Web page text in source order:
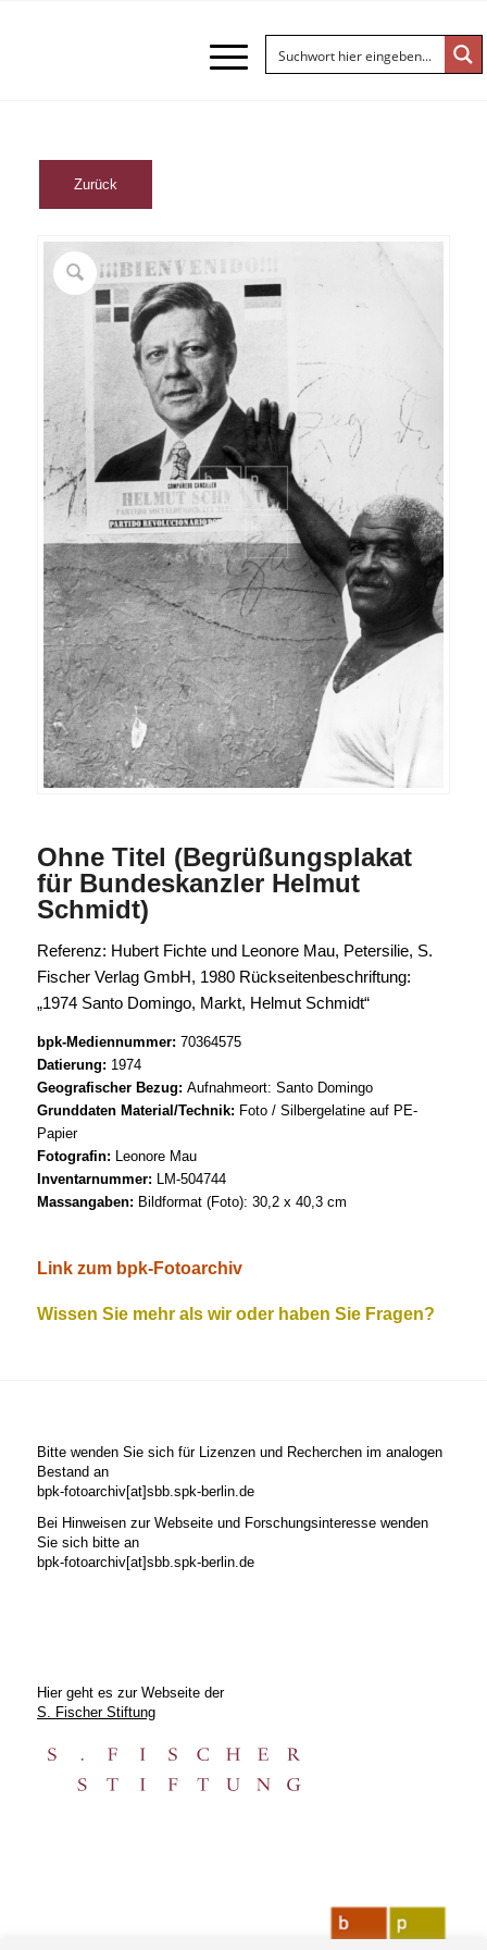
Ohne Titel (Begrüßungsplakat
für Bundeskanzler Helmut
Schmidt)
Referenz: Hubert Fichte und Leonore Mau, Petersilie, S.
Fischer Verlag GmbH, 1980 Rückseitenbeschriftung:
„1974 Santo Domingo, Markt, Helmut Schmidt“
bpk-Mediennummer: 70364575
Datierung: 1974
Geografischer Bezug: Aufnahmeort: Santo Domingo
Grunddaten Material/Technik: Foto / Silbergelatine auf PE-
Papier
Fotografin: Leonore Mau
Inventarnummer: LM-504744
Massangaben: Bildformat (Foto): 30,2 x 40,3 cm
Link zum bpk-Fotoarchiv
Wissen Sie mehr als wir oder haben Sie Fragen?
Bitte wenden Sie sich für Lizenzen und Recherchen im analogen
Bestand an
bpk-fotoarchiv[at]sbb.spk-berlin.de
Bei Hinweisen zur Webseite und Forschungsinteresse wenden
Sie sich bitte an
bpk-fotoarchiv[at]sbb.spk-berlin.de
Hier geht es zur Webseite der
S. Fischer Stiftung